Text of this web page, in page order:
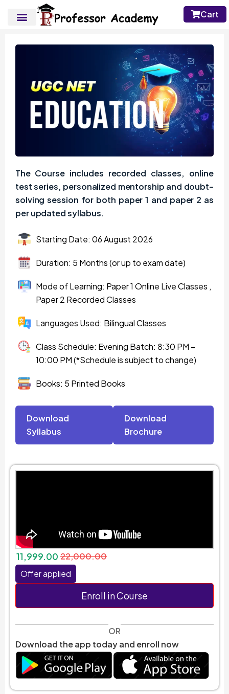
Cart
The Course includes recorded classes, online
test series, personalized mentorship and doubt-
solving session for both paper 1 and paper 2 as
per updated syllabus.
Starting Date: 06 August 2026
Duration: 5 Months (or up to exam date)
Mode of Learning: Paper 1 Online Live Classes ,
Paper 2 Recorded Classes
Languages Used: Bilingual Classes
Class Schedule: Evening Batch: 8:30 PM –
10:00 PM (*Schedule is subject to change)
Books: 5 Printed Books
Download
Syllabus
Download
Brochure
22,000.00
11,999.00
Offer applied
Enroll in Course
OR
Download the app today and enroll now